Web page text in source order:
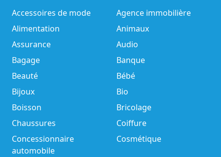
Accessoires de mode
Agence immobilière
Alimentation
Animaux
Assurance
Audio
Bagage
Banque
Beauté
Bébé
Bijoux
Bio
Boisson
Bricolage
Chaussures
Coiffure
Concessionnaire
automobile
Cosmétique